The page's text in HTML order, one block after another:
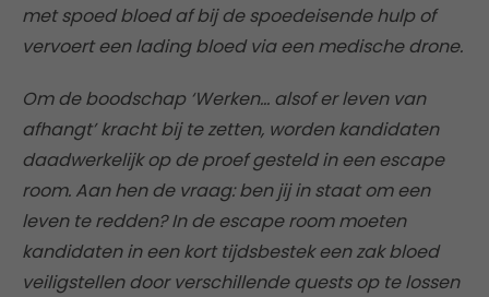
met spoed bloed af bij de spoedeisende hulp of
vervoert een lading bloed via een medische drone.
Om de boodschap ‘Werken… alsof er leven van
afhangt’ kracht bij te zetten, worden kandidaten
daadwerkelijk op de proef gesteld in een escape
room. Aan hen de vraag: ben jij in staat om een
leven te redden? In de escape room moeten
kandidaten in een kort tijdsbestek een zak bloed
veiligstellen door verschillende quests op te lossen